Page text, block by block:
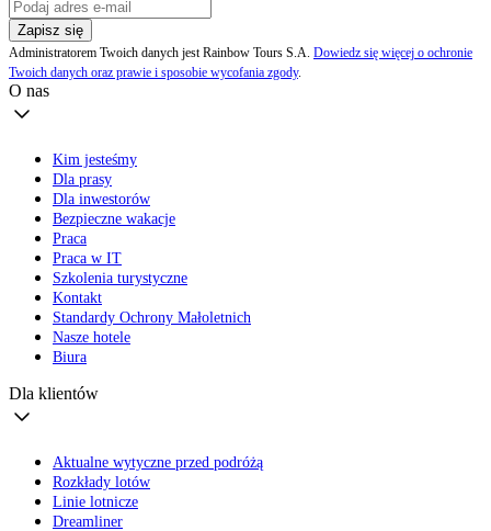
Zapisz się
Administratorem Twoich danych jest Rainbow Tours S.A. Dowiedz się więcej o ochronie
Twoich danych oraz prawie i sposobie wycofania zgody.
O nas
Kim jesteśmy
Dla prasy
Dla inwestorów
Bezpieczne wakacje
Praca
Praca w IT
Szkolenia turystyczne
Kontakt
Standardy Ochrony Małoletnich
Nasze hotele
Biura
Dla klientów
Aktualne wytyczne przed podróżą
Rozkłady lotów
Linie lotnicze
Dreamliner